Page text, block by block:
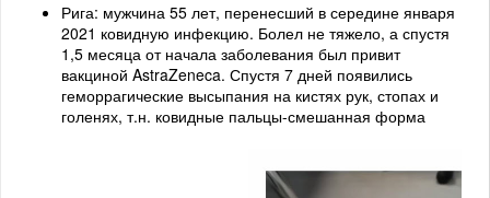
Рига: мужчина 55 лет, перенесший в середине января
2021 ковидную инфекцию. Болел не тяжело, а спустя
1,5 месяца от начала заболевания был привит
вакциной AstraZeneca. Спустя 7 дней появились
геморрагические высыпания на кистях рук, стопах и
голенях, т.н. ковидные пальцы-смешанная форма